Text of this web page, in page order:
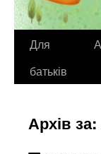
Для
батьків
Архів за: